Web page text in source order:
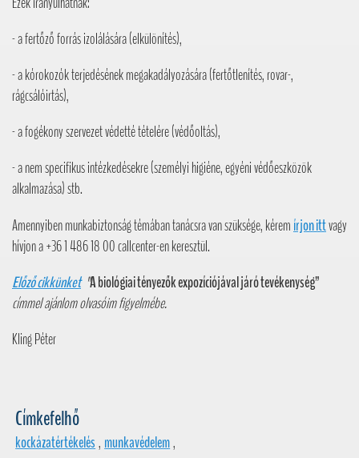
- a fertőző forrás izolálására (elkülönítés),
- a kórokozók terjedésének megakadályozására (fertőtlenítés, rovar-,
rágcsálóirtás),
- a fogékony szervezet védetté tételére (védőoltás),
- a nem specifikus intézkedésekre (személyi higiéne, egyéni védőeszközök
alkalmazása) stb.
Amennyiben munkabiztonság témában tanácsra van szüksége, kéremírjon ittvagy
hívjon a +36 1 486 18 00 callcenter-en keresztül.
Előző cikkünket "A biológiai tényezők expozíciójával járó tevékenység”
címmel ajánlom olvasóim figyelmébe.
Kling Péter
Címkefelhő
kockázatértékelés,munkavédelem,